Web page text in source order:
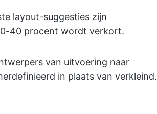
layout-suggesties zijn
40 procent wordt verkort.
van uitvoering naar
in plaats van verkleind.